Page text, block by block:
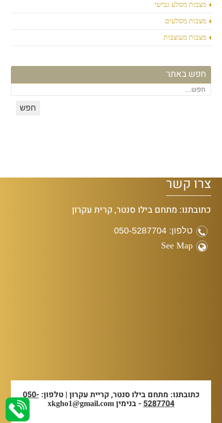
מצבות מסלע גבישי
מצבות מסלעים
מצבות מעוצבות
חפש באתר
צרו קשר
כתובתנו: מתחם בילו סנטר, קרית עקרון
טלפון: 050-5287704
See Map
כתובתנו: מתחם בילו סנטר, קריית עקרון | טלפון:050-
5287704- בנימין xkgho1@gmail.com